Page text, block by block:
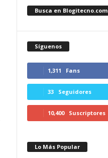
Busca en Blogitecno.com
Síguenos
1,311 Fans
33 Seguidores
10,400 Suscriptores
Lo Más Popular